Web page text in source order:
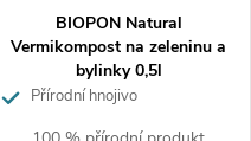
BIOPON Natural
Vermikompost na zeleninu a
bylinky 0,5l
Přírodní hnojivo